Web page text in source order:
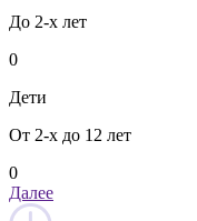
До 2-х лет
0
Дети
От 2-х до 12 лет
0
Далее